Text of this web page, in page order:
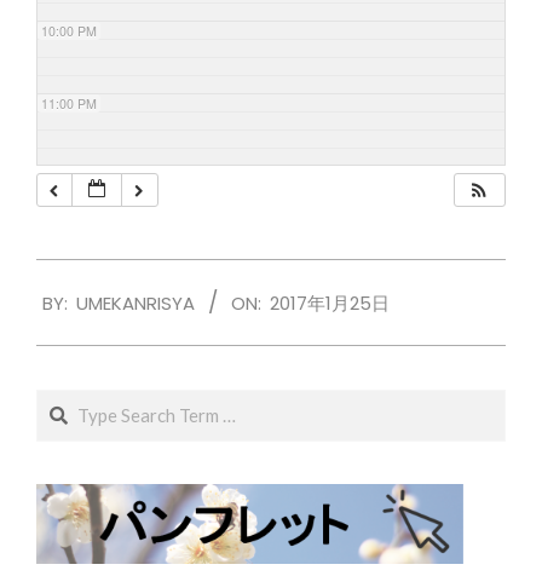
10:00 PM
11:00 PM
01-
BY: UMEKANRISYA ON: 2017年1月25日
Search